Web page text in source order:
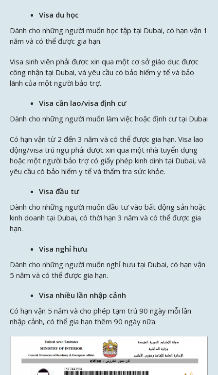
Visa du học
Dành cho những người muốn học tập tại Dubai, có hạn vận 1
năm và có thể được gia hạn.
Visa sinh viên phải được xin qua một cơ sở giáo dục được
công nhận tại Dubai, và yêu cầu có bảo hiểm y tế và bảo
lãnh của một người bảo trợ.
Visa cần lao/visa định cư
Dành cho những người muốn làm việc hoặc định cư tại Dubai
Có hạn vận từ 2 đến 3 năm và có thể được gia hạn. Visa lao
động/visa trú ngụ phải được xin qua một nhà tuyển dụng
hoặc một người bảo trợ có giấy phép kinh dinh tại Dubai, và
yêu cầu có bảo hiểm y tế và thẩm tra sức khỏe.
Visa đầu tư
Dành cho những người muốn đầu tư vào bất động sản hoặc
kinh doanh tại Dubai, có thời hạn 3 năm và có thể được gia
hạn.
Visa nghỉ hưu
Dành cho những người muốn nghỉ hưu tại Dubai, có hạn vận
5 năm và có thể được gia hạn.
Visa nhiều lần nhập cảnh
Có hạn vận 5 năm và cho phép tạm trú 90 ngày mỗi lần
nhập cảnh, có thể gia hạn thêm 90 ngày nữa.